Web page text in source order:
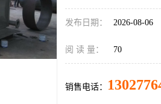
发布日期： 2026-08-06
阅 读 量： 70
销售电话：